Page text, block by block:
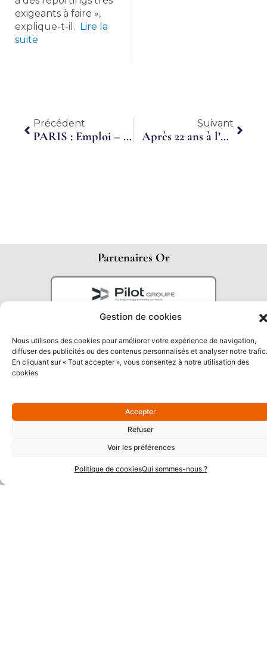
Gestion de cookies
Nous utilisons des cookies pour améliorer votre expérience de navigation,
diffuser des publicités ou des contenus personnalisés et analyser notre trafic.
En cliquant sur « Tout accepter », vous consentez à notre utilisation des
cookies
Accepter
Refuser
Voir les préférences
Politique de cookiesQui sommes-nous ?
exigeants à faire »,
explique-t-il.
Lire la
suite
Précédent
Précédent
PARIS : Emploi – Le management à temps partagé séduit les dirigeants de PME
Suivant
Après 22 ans à l’Esat, Sabine a décroché un CDI dans une « vraie » entreprise grâce au contrat partagé
Partenaires Or
Partenaires Argent